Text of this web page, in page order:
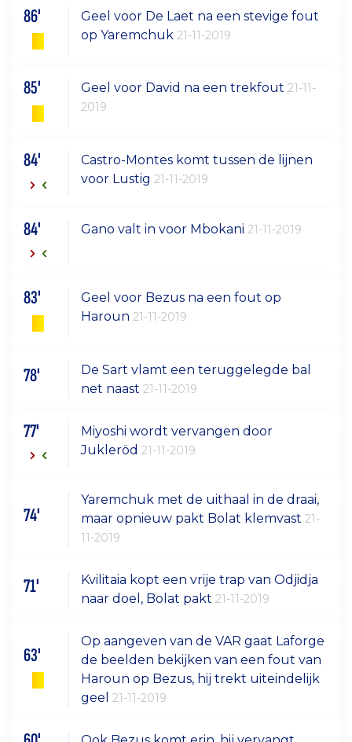
86'
Geel voor De Laet na een stevige fout
op Yaremchuk21-11-2019
85' Geel voor David na een trekfout21-11-
2019
84'
Castro-Montes komt tussen de lijnen
voor Lustig21-11-2019
84' Gano valt in voor Mbokani21-11-2019
83'
Geel voor Bezus na een fout op
Haroun21-11-2019
78'
De Sart vlamt een teruggelegde bal
net naast21-11-2019
77'
Miyoshi wordt vervangen door
Jukleröd21-11-2019
74'
Yaremchuk met de uithaal in de draai,
maar opnieuw pakt Bolat klemvast21-
11-2019
71'
Kvilitaia kopt een vrije trap van Odjidja
naar doel, Bolat pakt21-11-2019
63'
Op aangeven van de VAR gaat Laforge
de beelden bekijken van een fout van
Haroun op Bezus, hij trekt uiteindelijk
geel21-11-2019